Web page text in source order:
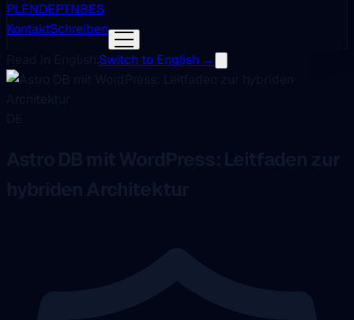
PLENDEPTNBES
KontaktSchreiben
Switch to English →